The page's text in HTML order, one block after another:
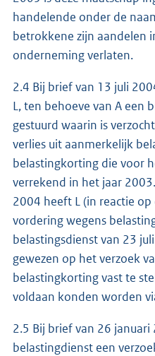
handelende onder de
betrokkene zijn aandelen
onderneming verlaten.
2.4 Bij brief van 13 juli
L, ten behoeve van A een
gestuurd waarin is
verlies uit aanmerkelijk
belastingkorting die voor
verrekend in het jaar
2004 heeft L (in reactie op
vordering wegens
belastingsdienst van 23
gewezen op het verzoek
belastingkorting vast te
voldaan konden worden
2.5 Bij brief van 26
belastingdienst een